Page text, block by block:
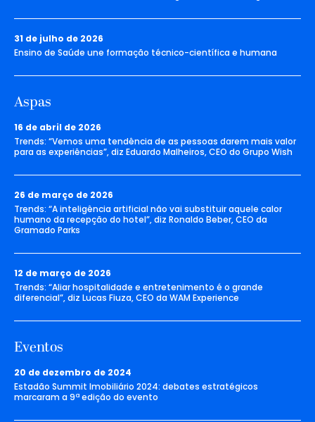
31 de julho de 2026
Ensino de Saúde une formação técnico-científica e humana
Aspas
16 de abril de 2026
Trends: “Vemos uma tendência de as pessoas darem mais valor
para as experiências”, diz Eduardo Malheiros, CEO do Grupo Wish
26 de março de 2026
Trends: “A inteligência artificial não vai substituir aquele calor
humano da recepção do hotel”, diz Ronaldo Beber, CEO da
Gramado Parks
12 de março de 2026
Trends: “Aliar hospitalidade e entretenimento é o grande
diferencial”, diz Lucas Fiuza, CEO da WAM Experience
Eventos
20 de dezembro de 2024
Estadão Summit Imobiliário 2024: debates estratégicos
marcaram a 9ª edição do evento